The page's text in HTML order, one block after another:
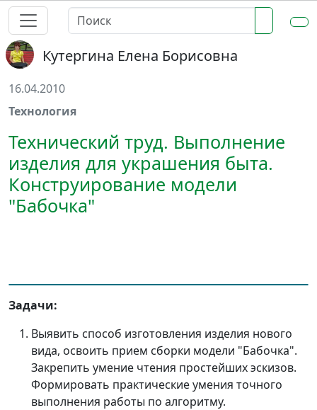
Кутергина Елена Борисовна
16.04.2010
Технология
Технический труд. Выполнение
изделия для украшения быта.
Конструирование модели
"Бабочка"
Задачи:
Выявить способ изготовления изделия нового
вида, освоить прием сборки модели "Бабочка".
Закрепить умение чтения простейших эскизов.
Формировать практические умения точного
выполнения работы по алгоритму.